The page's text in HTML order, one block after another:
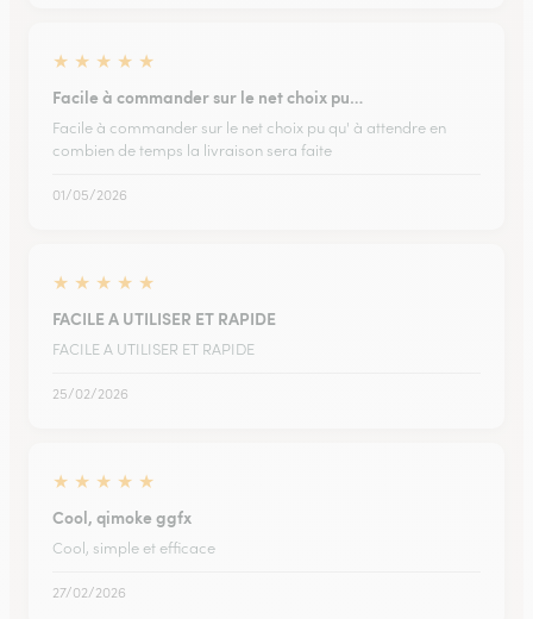
★ ★ ★ ★ ★
Facile à commander sur le net choix pu…
Facile à commander sur le net choix pu qu' à attendre en
combien de temps la livraison sera faite
01/05/2026
★ ★ ★ ★ ★
FACILE A UTILISER ET RAPIDE
FACILE A UTILISER ET RAPIDE
25/02/2026
★ ★ ★ ★ ★
Cool, qimoke ggfx
Cool, simple et efficace
27/02/2026